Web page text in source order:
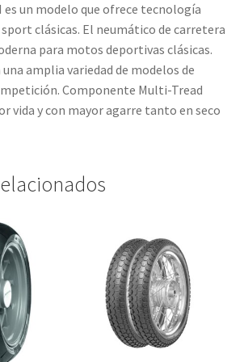
un modelo que ofrece tecnología
clásicas. El neumático de carretera
para motos deportivas clásicas.
amplia variedad de modelos de
Componente Multi-Tread
vida y con mayor agarre tanto en seco